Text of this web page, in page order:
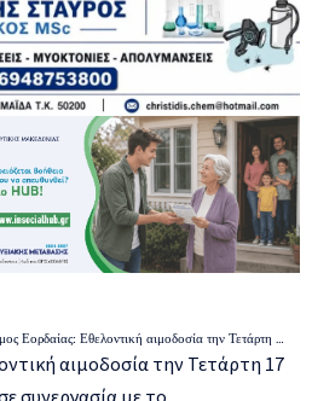
Εθελοντική αιμοδοσία την Τετάρτη 17 Ιουνίου στο Δημαρχείο, σε συνεργασία με το «Μποδοσάκειο»